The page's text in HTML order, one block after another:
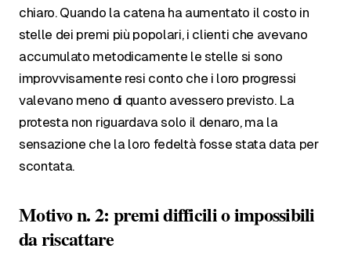
chiaro. Quando la catena ha aumentato il costo in
stelle dei premi più popolari, i clienti che avevano
accumulato metodicamente le stelle si sono
improvvisamente resi conto che i loro progressi
valevano meno di quanto avessero previsto. La
protesta non riguardava solo il denaro, ma la
sensazione che la loro fedeltà fosse stata data per
scontata.
Motivo n. 2: premi difficili o impossibili
da riscattare